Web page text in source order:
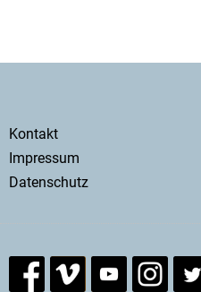
Secondary
menu
Kontakt
Impressum
Datenschutz